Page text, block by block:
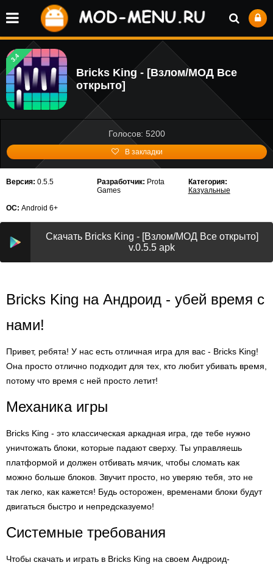
3.4
Bricks King - [Взлом/МОД Все
открыто]
Голосов: 5200
В закладки
Версия: 0.5.5 Разработчик: Prota
Games
Категория:
Казуальные
ОС: Android 6+
Скачать Bricks King - [Взлом/МОД Все открыто]
v.0.5.5 apk
Bricks King на Андроид - убей время с
нами!
Привет, ребята! У нас есть отличная игра для вас - Bricks King!
Она просто отлично подходит для тех, кто любит убивать время,
потому что время с ней просто летит!
Механика игры
Bricks King - это классическая аркадная игра, где тебе нужно
уничтожать блоки, которые падают сверху. Ты управляешь
платформой и должен отбивать мячик, чтобы сломать как
можно больше блоков. Звучит просто, но уверяю тебя, это не
так легко, как кажется! Будь осторожен, временами блоки будут
двигаться быстро и непредсказуемо!
Системные требования
Чтобы скачать и играть в Bricks King на своем Андроид-